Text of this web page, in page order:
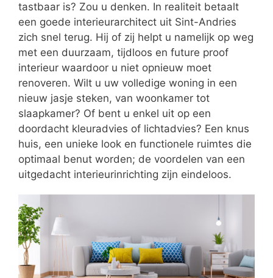
tastbaar is? Zou u denken. In realiteit betaalt
een goede interieurarchitect uit Sint-Andries
zich snel terug. Hij of zij helpt u namelijk op weg
met een duurzaam, tijdloos en future proof
interieur waardoor u niet opnieuw moet
renoveren. Wilt u uw volledige woning in een
nieuw jasje steken, van woonkamer tot
slaapkamer? Of bent u enkel uit op een
doordacht kleuradvies of lichtadvies? Een knus
huis, een unieke look en functionele ruimtes die
optimaal benut worden; de voordelen van een
uitgedacht interieurinrichting zijn eindeloos.